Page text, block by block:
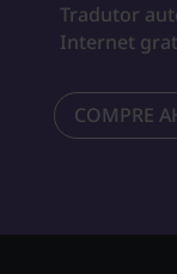
Tradutor
Internet
COMPRE